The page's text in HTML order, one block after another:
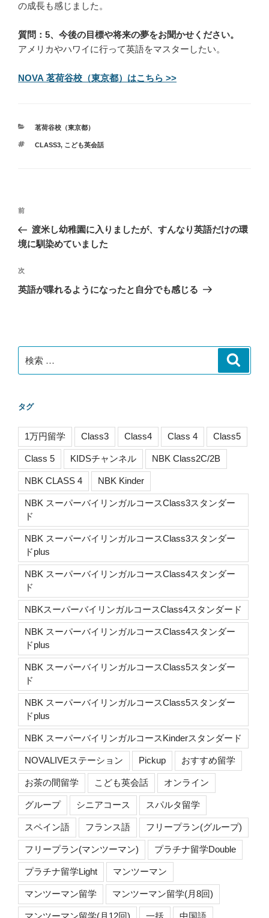
の成長も感じました。
質問：5、今後の目標や将来の夢をお聞かせください。
アメリカやハワイに行って英語をマスターしたい。
NOVA 茗荷谷校（東京都）はこちら >>
カ
ゴ
茗荷谷校（東京都）
タ
CLASS3, こども英会話
投
ナ
ゲ
ー
過
去
の
稿
前
渡米し幼稚園に入りましたが、すんなり英語だけの環
境に馴染めていました
次
の
次
英語が喋れるようになったと自分でも感じる
索:
タグ
1万円留学 Class3 Class4 Class 4 Class5
Class 5 KIDSチャンネル NBK Class2C/2B
NBK CLASS 4 NBK Kinder
NBK スーパーバイリンガルコースClass3スタンダー
ド
NBK スーパーバイリンガルコースClass3スタンダー
ドplus
NBK スーパーバイリンガルコースClass4スタンダー
ド
NBKスーパーバイリンガルコースClass4スタンダード
NBK スーパーバイリンガルコースClass4スタンダー
ドplus
NBK スーパーバイリンガルコースClass5スタンダー
ド
NBK スーパーバイリンガルコースClass5スタンダー
ドplus
NBK スーパーバイリンガルコースKinderスタンダード
NOVALIVEステーション Pickup おすすめ留学
お茶の間留学 こども英会話 オンライン
グループ シニアコース スパルタ留学
スペイン語 フランス語 フリープラン(グループ)
フリープラン(マンツーマン) プラチナ留学Double
プラチナ留学Light マンツーマン
マンツーマン留学 マンツーマン留学(月8回)
マンツーマン留学(月12回) 一括 中国語